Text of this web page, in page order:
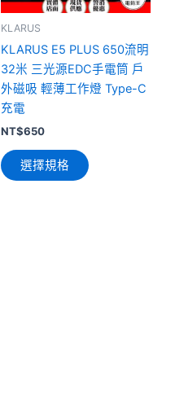
KLARUS
KLARUS E5 PLUS 650流明
32米 三光源EDC手電筒 戶
外磁吸 輕薄工作燈 Type-C
充電
NT$650
選擇規格
式。
在
產
品
擇